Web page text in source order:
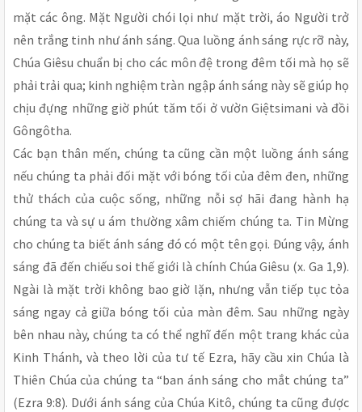
mặt các ông. Mặt Người chói lọi như mặt trời, áo Người trở
nên trắng tinh như ánh sáng. Qua luồng ánh sáng rực rỡ này,
Chúa Giêsu chuẩn bị cho các môn đệ trong đêm tối mà họ sẽ
phải trải qua; kinh nghiệm tràn ngập ánh sáng này sẽ giúp họ
chịu đựng những giờ phút tăm tối ở vườn Giệtsimani và đồi
Gôngôtha.
Các bạn thân mến, chúng ta cũng cần một luồng ánh sáng
nếu chúng ta phải đối mặt với bóng tối của đêm đen, những
thử thách của cuộc sống, những nỗi sợ hãi đang hành hạ
chúng ta và sự u ám thường xâm chiếm chúng ta. Tin Mừng
cho chúng ta biết ánh sáng đó có một tên gọi. Đúng vậy, ánh
sáng đã đến chiếu soi thế giới là chính Chúa Giêsu (x. Ga 1,9).
Ngài là mặt trời không bao giờ lặn, nhưng vẫn tiếp tục tỏa
sáng ngay cả giữa bóng tối của màn đêm. Sau những ngày
bên nhau này, chúng ta có thể nghĩ đến một trang khác của
Kinh Thánh, và theo lời của tư tế Ezra, hãy cầu xin Chúa là
Thiên Chúa của chúng ta “ban ánh sáng cho mắt chúng ta”
(Ezra 9:8). Dưới ánh sáng của Chúa Kitô, chúng ta cũng được